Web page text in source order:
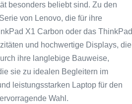
besonders beliebt sind. Zu den
von Lenovo, die für ihre
X1 Carbon oder das ThinkPad
und hochwertige Displays, die
ihre langlebige Bauweise,
sie zu idealen Begleitern im
leistungsstarken Laptop für den
Wahl.